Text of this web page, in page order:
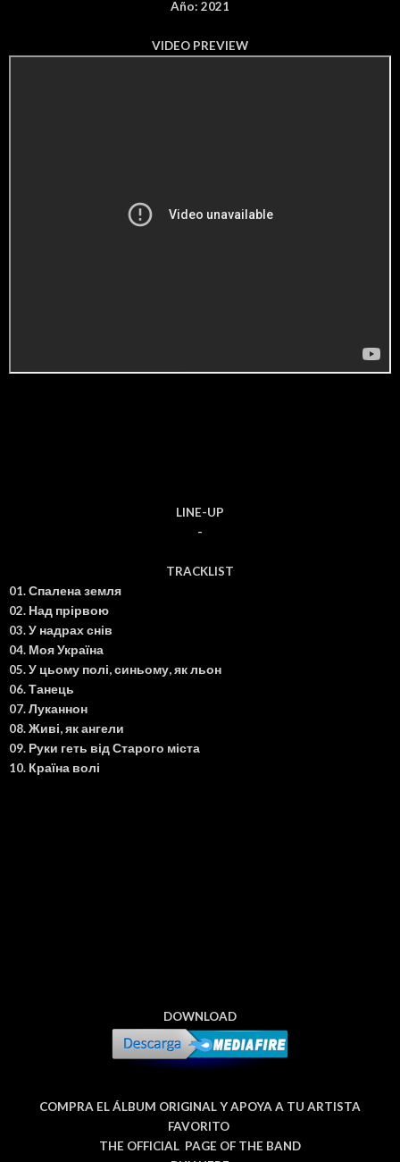
Año: 2021
VIDEO PREVIEW
LINE-UP
-
TRACKLIST
01. Спалена земля
02. Над прірвою
03. У надрах снів
04. Моя Україна
05. У цьому полі, синьому, як льон
06. Танець
07. Луканнон
08. Живі, як ангели
09. Руки геть від Старого міста
10. Країна волі
DOWNLOAD
COMPRA EL ÁLBUM ORIGINAL Y APOYA A TU ARTISTA
FAVORITO
THE OFFICIAL PAGE OF THE BAND